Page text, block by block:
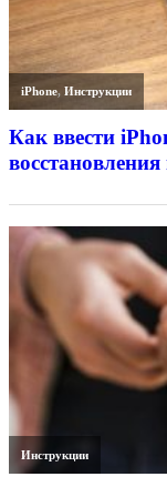
iPhone,Инструкции
Как ввести
Инструкции